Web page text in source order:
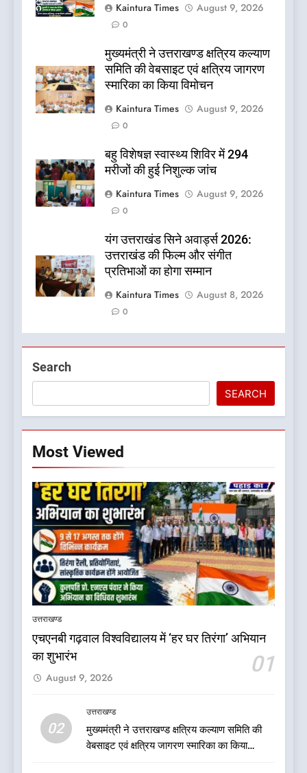
Kaintura Times August 9, 2026
0
मुख्यमंत्री ने उत्तराखण्ड क्षत्रिय कल्याण
समिति की वेबसाइट एवं क्षत्रिय जागरण
स्मारिका का किया विमोचन
Kaintura Times
August 9, 2026
0
बहु विशेषज्ञ स्वास्थ्य शिविर में 294
मरीजों की हुई निशुल्क जांच
Kaintura Times
August 9, 2026
0
यंग उत्तराखंड सिने अवार्ड्स 2026:
उत्तराखंड की फिल्म और संगीत
प्रतिभाओं का होगा सम्मान
Kaintura Times
August 8, 2026
0
Search
SEARCH
Most Viewed
उत्तराखण्ड
एचएनबी गढ़वाल विश्वविद्यालय में ‘हर घर तिरंगा’ अभियान
का शुभारंभ
01
August 9, 2026
02
उत्तराखण्ड
मुख्यमंत्री ने उत्तराखण्ड क्षत्रिय कल्याण समिति की
वेबसाइट एवं क्षत्रिय जागरण स्मारिका का किया
5
बड़ी खबर:16 करोड़ के पुल मामले में
धामी सरकार का बड़ा एक्शन
6
फैसले